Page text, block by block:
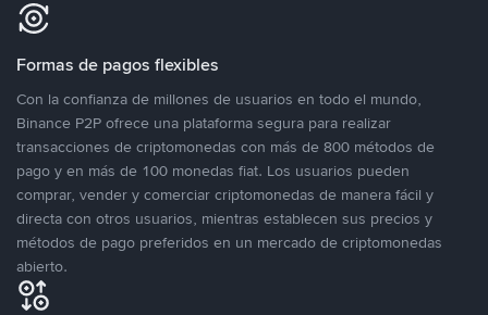
Formas de pagos flexibles
Con la confianza de millones de usuarios en todo el mundo,
Binance P2P ofrece una plataforma segura para realizar
transacciones de criptomonedas con más de 800 métodos de
pago y en más de 100 monedas fiat. Los usuarios pueden
comprar, vender y comerciar criptomonedas de manera fácil y
directa con otros usuarios, mientras establecen sus precios y
métodos de pago preferidos en un mercado de criptomonedas
abierto.